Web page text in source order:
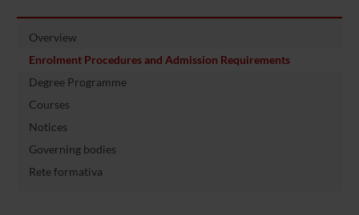
Overview
Enrolment Procedures and Admission Requirements
Degree Programme
Courses
Notices
Governing bodies
Rete formativa